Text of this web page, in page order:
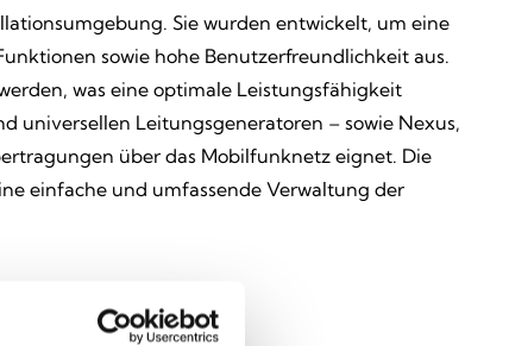
Sie wurden entwickelt, um eine
sowie hohe Benutzerfreundlichkeit aus.
was eine optimale Leistungsfähigkeit
universellen Leitungsgeneratoren – sowie Nexus,
über das Mobilfunknetz eignet. Die
einfache und umfassende Verwaltung der